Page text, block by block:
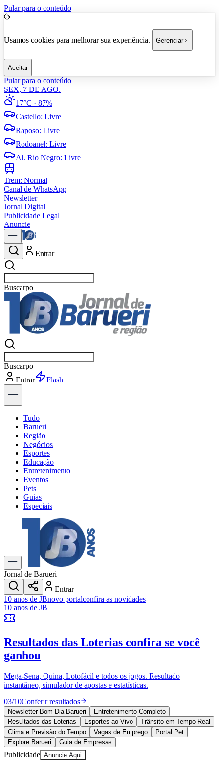
Pular para o conteúdo
Usamos cookies para melhorar sua experiência. Gerenciar
Aceitar
Pular para o conteúdo
SEX, 7 DE AGO.
17°C · 87%
Castello: Livre
Raposo: Livre
Rodoanel: Livre
Al. Rio Negro: Livre
Trem: Normal
Canal de WhatsApp
Newsletter
Jornal Digital
Publicidade Legal
Anuncie
Entrar
Buscarnotí
Buscarnotí
Entrar
Explorar
Tudo
Barueri
Região
Negócios
Esportes
Educação
Entretenimento
Eventos
Pets
Guias
Especiais
Explore Tudo
Últimas Notícias
Previsão do Tempo
Trânsito e Rotas
Dia a Dia & Lazer
Transportes
Gastronomia
Cinema & Shows
JogosNovo
Anuncie no Portal
Cadastrar Empresa
Divulgar Vagas
Política
Esportes
Saúde
Segurança
Cultura
Meio Ambiente
Obras
Educação
Jornal de Barueri
Entrar
10 anos de JBnovo portalconfira as novidades
10 anos de JB
Resultados das Loterias confira se você
ganhou
Mega-Sena, Quina, Lotofácil e todos os jogos. Resultado
instantâneo, simulador de apostas e estatísticas.
03/10Conferir resultados
Newsletter Bom Dia Barueri
Entretenimento Completo
Resultados das Loterias
Esportes ao Vivo
Trânsito em Tempo Real
Clima e Previsão do Tempo
Vagas de Emprego
Portal Pet
Explore Barueri
Guia de Empresas
Publicidade Anuncie Aqui